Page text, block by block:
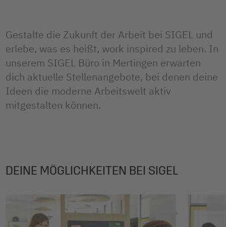
Gestalte die Zukunft der Arbeit bei SIGEL und
erlebe, was es heißt, work inspired zu leben. In
unserem SIGEL Büro in Mertingen erwarten
dich aktuelle Stellenangebote, bei denen deine
Ideen die moderne Arbeitswelt aktiv
mitgestalten können.
DEINE MÖGLICHKEITEN BEI SIGEL